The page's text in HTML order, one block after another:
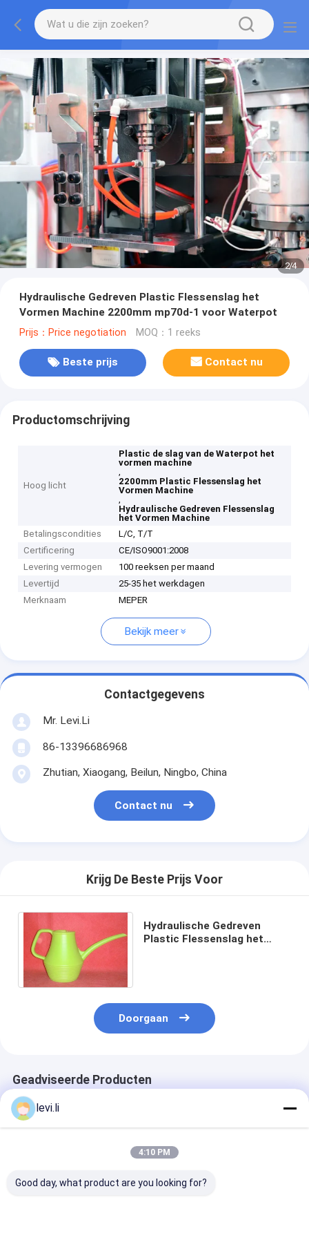
2/4
Hydraulische Gedreven Plastic Flessenslag het
Vormen Machine 2200mm mp70d-1 voor Waterpot
Prijs：Price negotiation MOQ：1 reeks
Beste prijs Contact nu
Productomschrijving
Hoog licht
Plastic de slag van de Waterpot het
vormen machine
,
2200mm Plastic Flessenslag het
Vormen Machine
,
Hydraulische Gedreven Flessenslag
het Vormen Machine
Betalingscondities
L/C, T/T
Certificering
CE/ISO9001:2008
Levering vermogen
100 reeksen per maand
Levertijd
25-35 het werkdagen
Merknaam
MEPER
Bekijk meer
Contactgegevens
Mr. Levi.Li
86-13396686968
Zhutian, Xiaogang, Beilun, Ningbo, China
Contact nu
Krijg De Beste Prijs Voor
Hydraulische Gedreven
Plastic Flessenslag het
Doorgaan
Geadviseerde Producten
levi.li
4:10 PM
Good day, what product are you looking for?